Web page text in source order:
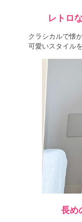
レトロ
クラシカルで懐
可愛いスタイル
長め